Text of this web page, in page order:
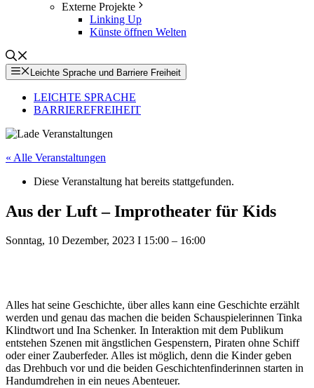
Externe Projekte
Linking Up
Künste öffnen Welten
Leichte Sprache und Barriere Freiheit
LEICHTE SPRACHE
BARRIEREFREIHEIT
« Alle Veranstaltungen
Diese Veranstaltung hat bereits stattgefunden.
Aus der Luft – Improtheater für Kids
Sonntag, 10 Dezember, 2023 I 15:00 – 16:00
Alles hat seine Geschichte, über alles kann eine Geschichte erzählt
werden und genau das machen die beiden Schauspielerinnen Tinka
Klindtwort und Ina Schenker. In Interaktion mit dem Publikum
entstehen Szenen mit ängstlichen Gespenstern, Piraten ohne Schiff
oder einer Zauberfeder. Alles ist möglich, denn die Kinder geben
das Drehbuch vor und die beiden Geschichtenfinderinnen starten in
Handumdrehen in ein neues Abenteuer.